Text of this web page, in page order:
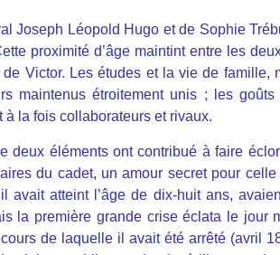
Joseph Léopold Hugo et de Sophie
proximité d’âge maintint entre les
Victor. Les études et la vie de famille,
maintenus étroitement unis ; les
la fois collaborateurs et rivaux.
deux éléments ont contribué à faire
du cadet, un amour secret pour
avait atteint l’âge de dix-huit ans,
la première grande crise éclata le jour
de laquelle il avait été arrêté (avril